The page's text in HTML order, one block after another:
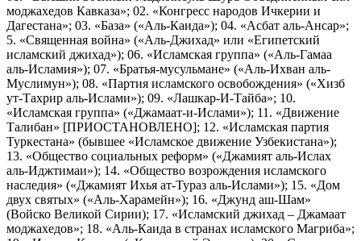
моджахедов Кавказа»; 02. «Конгресс народов Ичкерии и
Дагестана»; 03. «База» («Аль-Каида»); 04. «Асбат аль-Ансар»;
5. «Священная война» («Аль-Джихад» или «Египетский
исламский джихад»); 06. «Исламская группа» («Аль-Гамаа
аль-Исламия»); 07. «Братья-мусульмане» («Аль-Ихван аль-
Муслимун»); 08. «Партия исламского освобождения» («Хизб
ут-Тахрир аль-Ислами»); 09. «Лашкар-И-Тайба»; 10.
«Исламская группа» («Джамаат-и-Ислами»); 11. «Движение
Талибан» [ПРИОСТАНОВЛЕНО]; 12. «Исламская партия
Туркестана» (бывшее «Исламское движение Узбекистана»);
13. «Общество социальных реформ» («Джамият аль-Ислах
аль-Иджтимаи»); 14. «Общество возрождения исламского
наследия» («Джамият Ихья ат-Тураз аль-Ислами»); 15. «Дом
двух святых» («Аль-Харамейн»); 16. «Джунд аш-Шам»
(Войско Великой Сирии); 17. «Исламский джихад – Джамаат
моджахедов»; 18. «Аль-Каида в странах исламского Магриба»;